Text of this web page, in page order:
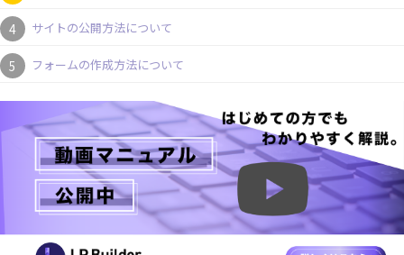
サイトの公開方法について
フォームの作成方法について